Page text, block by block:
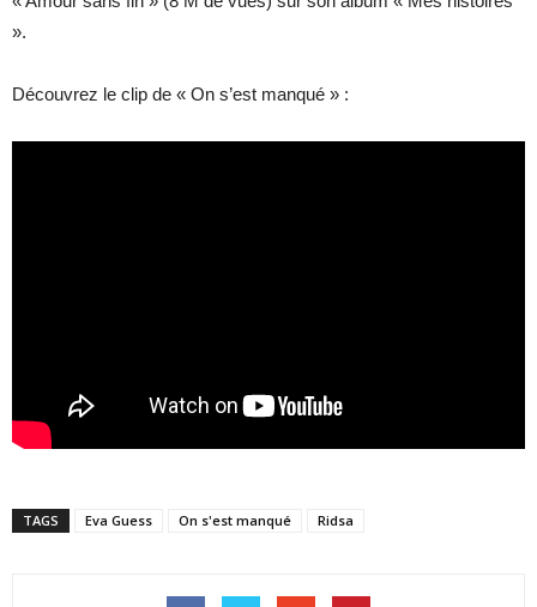
».
Découvrez le clip de « On s’est manqué » :
TAGS Eva Guess On s'est manqué Ridsa